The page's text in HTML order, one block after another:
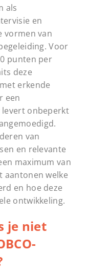
als
en
vormen van
Voor
punten per
deze
erkende
een
onbeperkt
van
en relevante
maximum van
aantonen welke
en hoe deze
ontwikkeling.
je niet